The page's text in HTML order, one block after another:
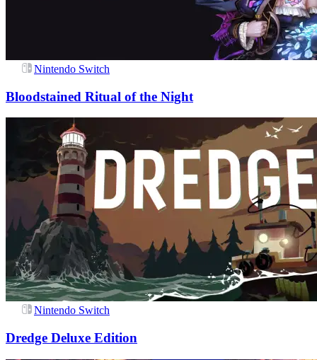
Nintendo Switch
Bloodstained Ritual of the Night
Nintendo Switch
Dredge Deluxe Edition